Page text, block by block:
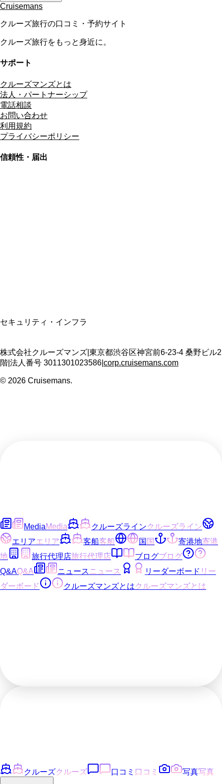
Cruisemans
クルーズ旅行の口コミ・予約サイト
クルーズ旅行をもっと身近に。
サポート
クルーズマンズとは
法人・パートナーシップ
電話相談
お問い合わせ
利用規約
プライバシーポリシー
信頼性・届出
セキュリティ・インフラ
株式会社クルーズマンズ 東京都渋谷区神宮前6-23-4 桑野ビル2
階 法人番号 3011301023586 corp.cruisemans.com
© 2026 Cruisemans.
MediaMedia クルーズラインクルーズライン
エリアエリア 客船客船 国国 寄港地寄港
地
旅行代理店旅行代理店 ブログブログ
Q&AQ&A ニュース ニュース リーダーボード リー
ダーボード
クルーズマンズとはクルーズマンズとは
クルーズクルーズ 口コミ 口コミ 写真写真